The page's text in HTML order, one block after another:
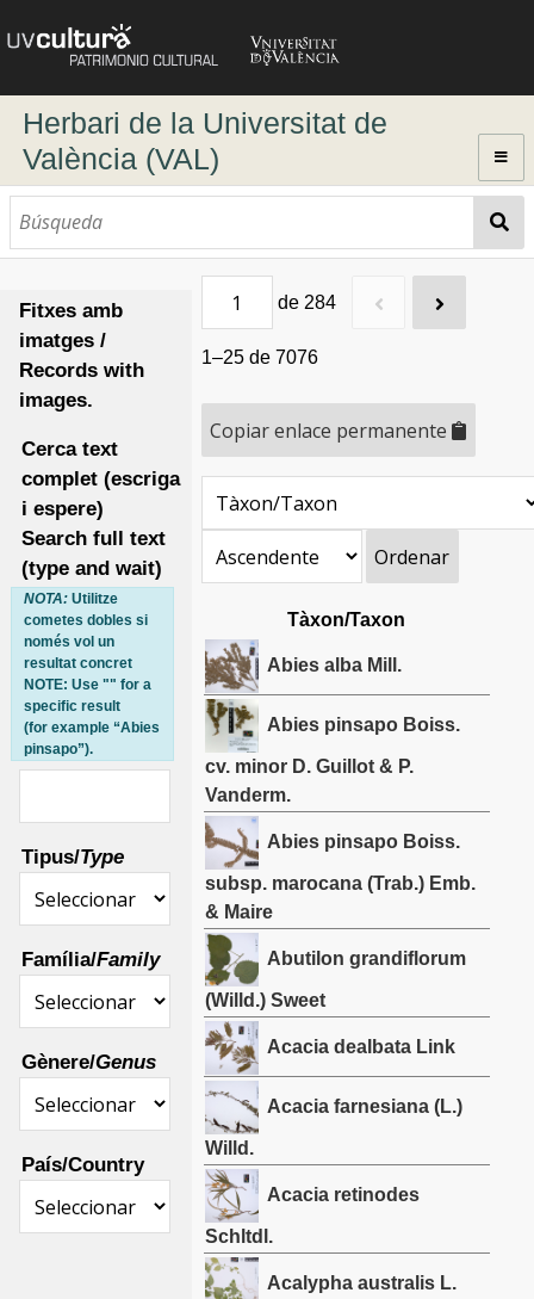
Herbari de la Universitat de
València (VAL)
Tots els registres/All items
Cerca dinàmica (fitxes amb imatge) / Dynamic search (records with
images)
Cerca avançada / Advanced search
Fitxes amb
imatges /
Records with
images.
Cerca text
complet (escriga
i espere)
Search full text
(type and wait)
NOTA: Utilitze
cometes dobles si
només vol un
resultat concret
NOTE: Use "" for a
specific result
(for example “Abies
pinsapo”).
Tipus/Type
Família/Family
Gènere/Genus
País/Country
de 284
1–25 de 7076
Copiar enlace permanente
Ordenar
Tàxon/Taxon
Abies alba Mill.
Abies pinsapo Boiss.
cv. minor D. Guillot & P.
Vanderm.
Abies pinsapo Boiss.
subsp. marocana (Trab.) Emb.
& Maire
Abutilon grandiflorum
(Willd.) Sweet
Acacia dealbata Link
Acacia farnesiana (L.)
Willd.
Acacia retinodes
Schltdl.
Acalypha australis L.